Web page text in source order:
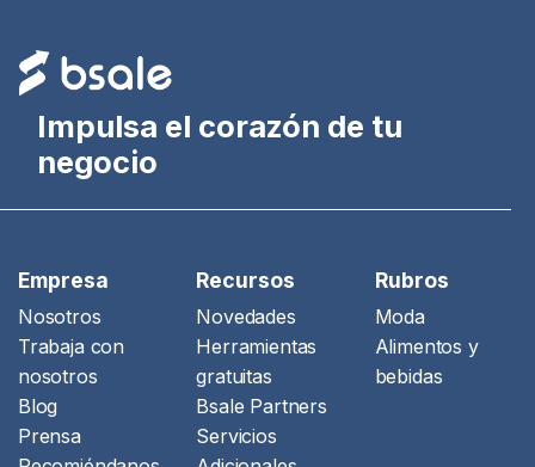
Impulsa el corazón de tu
negocio
Empresa
Nosotros
Trabaja con
nosotros
Blog
Prensa
Recursos
Novedades
Herramientas
gratuitas
Bsale Partners
Servicios
Rubros
Moda
Alimentos y
bebidas